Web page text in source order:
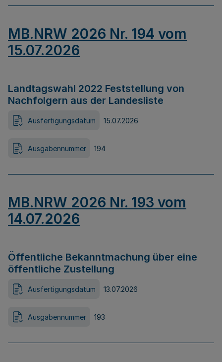
MB.NRW 2026 Nr. 194 vom
15.07.2026
Landtagswahl 2022 Feststellung von
Nachfolgern aus der Landesliste
Ausfertigungsdatum 15.07.2026
Ausgabennummer 194
MB.NRW 2026 Nr. 193 vom
14.07.2026
Öffentliche Bekanntmachung über eine
öffentliche Zustellung
Ausfertigungsdatum 13.07.2026
Ausgabennummer 193